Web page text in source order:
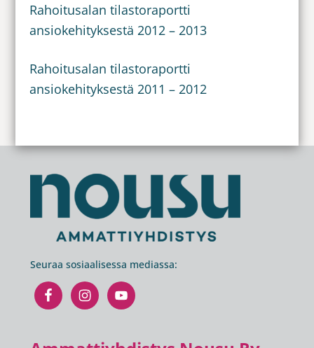
Rahoitusalan tilastoraportti
ansiokehityksestä 2012 – 2013
Rahoitusalan tilastoraportti
ansiokehityksestä 2011 – 2012
Footer
Seuraa sosiaalisessa mediassa: